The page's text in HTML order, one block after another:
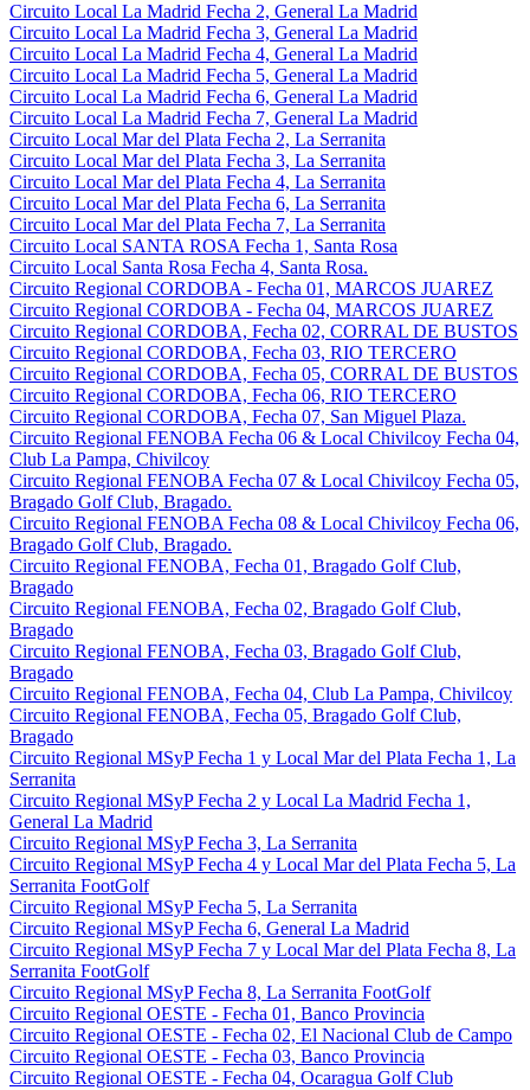
Circuito Local La Madrid Fecha 2, General La Madrid
Circuito Local La Madrid Fecha 3, General La Madrid
Circuito Local La Madrid Fecha 4, General La Madrid
Circuito Local La Madrid Fecha 5, General La Madrid
Circuito Local La Madrid Fecha 6, General La Madrid
Circuito Local La Madrid Fecha 7, General La Madrid
Circuito Local Mar del Plata Fecha 2, La Serranita
Circuito Local Mar del Plata Fecha 3, La Serranita
Circuito Local Mar del Plata Fecha 4, La Serranita
Circuito Local Mar del Plata Fecha 6, La Serranita
Circuito Local Mar del Plata Fecha 7, La Serranita
Circuito Local SANTA ROSA Fecha 1, Santa Rosa
Circuito Local Santa Rosa Fecha 4, Santa Rosa.
Circuito Regional CORDOBA - Fecha 01, MARCOS JUAREZ
Circuito Regional CORDOBA - Fecha 04, MARCOS JUAREZ
Circuito Regional CORDOBA, Fecha 02, CORRAL DE BUSTOS
Circuito Regional CORDOBA, Fecha 03, RIO TERCERO
Circuito Regional CORDOBA, Fecha 05, CORRAL DE BUSTOS
Circuito Regional CORDOBA, Fecha 06, RIO TERCERO
Circuito Regional CORDOBA, Fecha 07, San Miguel Plaza.
Circuito Regional FENOBA Fecha 06 & Local Chivilcoy Fecha 04,
Club La Pampa, Chivilcoy
Circuito Regional FENOBA Fecha 07 & Local Chivilcoy Fecha 05,
Bragado Golf Club, Bragado.
Circuito Regional FENOBA Fecha 08 & Local Chivilcoy Fecha 06,
Bragado Golf Club, Bragado.
Circuito Regional FENOBA, Fecha 01, Bragado Golf Club,
Bragado
Circuito Regional FENOBA, Fecha 02, Bragado Golf Club,
Bragado
Circuito Regional FENOBA, Fecha 03, Bragado Golf Club,
Bragado
Circuito Regional FENOBA, Fecha 04, Club La Pampa, Chivilcoy
Circuito Regional FENOBA, Fecha 05, Bragado Golf Club,
Bragado
Circuito Regional MSyP Fecha 1 y Local Mar del Plata Fecha 1, La
Serranita
Circuito Regional MSyP Fecha 2 y Local La Madrid Fecha 1,
General La Madrid
Circuito Regional MSyP Fecha 3, La Serranita
Circuito Regional MSyP Fecha 4 y Local Mar del Plata Fecha 5, La
Serranita FootGolf
Circuito Regional MSyP Fecha 5, La Serranita
Circuito Regional MSyP Fecha 6, General La Madrid
Circuito Regional MSyP Fecha 7 y Local Mar del Plata Fecha 8, La
Serranita FootGolf
Circuito Regional MSyP Fecha 8, La Serranita FootGolf
Circuito Regional OESTE - Fecha 01, Banco Provincia
Circuito Regional OESTE - Fecha 02, El Nacional Club de Campo
Circuito Regional OESTE - Fecha 03, Banco Provincia
Circuito Regional OESTE - Fecha 04, Ocaragua Golf Club